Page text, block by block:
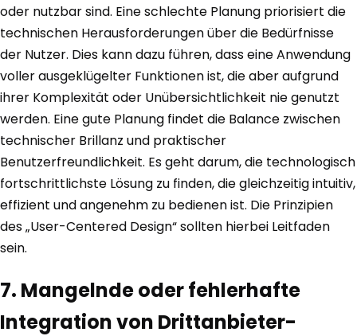
oder nutzbar sind. Eine schlechte Planung priorisiert die
technischen Herausforderungen über die Bedürfnisse
der Nutzer. Dies kann dazu führen, dass eine Anwendung
voller ausgeklügelter Funktionen ist, die aber aufgrund
ihrer Komplexität oder Unübersichtlichkeit nie genutzt
werden. Eine gute Planung findet die Balance zwischen
technischer Brillanz und praktischer
Benutzerfreundlichkeit. Es geht darum, die technologisch
fortschrittlichste Lösung zu finden, die gleichzeitig intuitiv,
effizient und angenehm zu bedienen ist. Die Prinzipien
des „User-Centered Design“ sollten hierbei Leitfaden
sein.
7. Mangelnde oder fehlerhafte
Integration von Drittanbieter-